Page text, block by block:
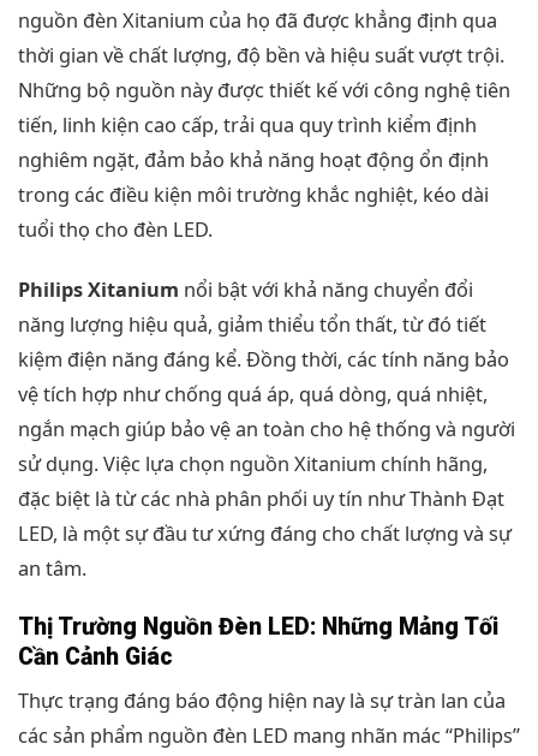
nguồn đèn Xitanium của họ đã được khẳng định qua
thời gian về chất lượng, độ bền và hiệu suất vượt trội.
Những bộ nguồn này được thiết kế với công nghệ tiên
tiến, linh kiện cao cấp, trải qua quy trình kiểm định
nghiêm ngặt, đảm bảo khả năng hoạt động ổn định
trong các điều kiện môi trường khắc nghiệt, kéo dài
tuổi thọ cho đèn LED.
Philips Xitanium nổi bật với khả năng chuyển đổi
năng lượng hiệu quả, giảm thiểu tổn thất, từ đó tiết
kiệm điện năng đáng kể. Đồng thời, các tính năng bảo
vệ tích hợp như chống quá áp, quá dòng, quá nhiệt,
ngắn mạch giúp bảo vệ an toàn cho hệ thống và người
sử dụng. Việc lựa chọn nguồn Xitanium chính hãng,
đặc biệt là từ các nhà phân phối uy tín như Thành Đạt
LED, là một sự đầu tư xứng đáng cho chất lượng và sự
an tâm.
Thị Trường Nguồn Đèn LED: Những Mảng Tối
Cần Cảnh Giác
Thực trạng đáng báo động hiện nay là sự tràn lan của
các sản phẩm nguồn đèn LED mang nhãn mác “Philips”